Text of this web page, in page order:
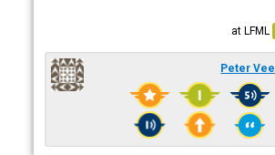
LFML
Peter Vee